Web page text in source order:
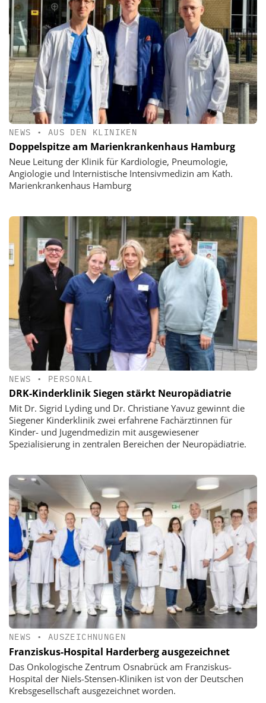
NEWS • AUS DEN KLINIKEN
Doppelspitze am Marienkrankenhaus Hamburg
Neue Leitung der Klinik für Kardiologie, Pneumologie,
Angiologie und Internistische Intensivmedizin am Kath.
Marienkrankenhaus Hamburg
NEWS • PERSONAL
DRK-Kinderklinik Siegen stärkt Neuropädiatrie
Mit Dr. Sigrid Lyding und Dr. Christiane Yavuz gewinnt die
Siegener Kinderklinik zwei erfahrene Fachärztinnen für
Kinder- und Jugendmedizin mit ausgewiesener
Spezialisierung in zentralen Bereichen der Neuropädiatrie.
NEWS • AUSZEICHNUNGEN
Franziskus-Hospital Harderberg ausgezeichnet
Das Onkologische Zentrum Osnabrück am Franziskus-
Hospital der Niels-Stensen-Kliniken ist von der Deutschen
Krebsgesellschaft ausgezeichnet worden.